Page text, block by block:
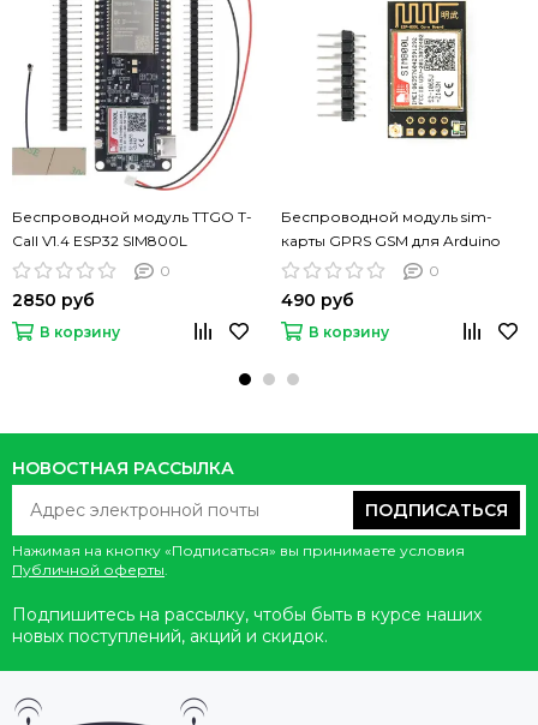
Беспроводной модуль TTGO T-
Call V1.4 ESP32 SIM800L
0
2850 руб
В корзину
Беспроводной модуль sim-
карты GPRS GSM для Arduino
ESP8266 ESP32 SIM800L
0
490 руб
В корзину
НОВОСТНАЯ РАССЫЛКА
ПОДПИСАТЬСЯ
Нажимая на кнопку «Подписаться» вы принимаете условия
Публичной оферты.
Подпишитесь на рассылку, чтобы быть в курсе наших
новых поступлений, акций и скидок.